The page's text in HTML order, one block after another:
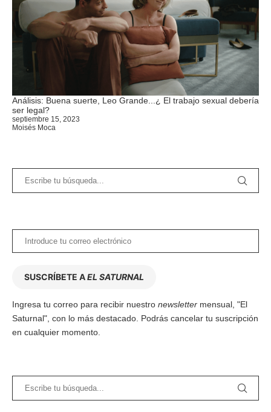
Análisis: Buena suerte, Leo Grande...¿ El trabajo sexual debería
ser legal?
septiembre 15, 2023
Moisés Moca
SUSCRÍBETE AEL SATURNAL
Ingresa tu correo para recibir nuestro newsletter mensual, "El
Saturnal", con lo más destacado. Podrás cancelar tu suscripción
en cualquier momento.